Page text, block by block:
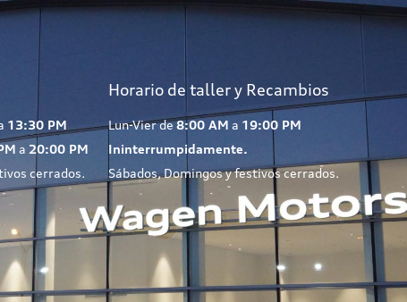
13:30 PM
a 20:00 PM
cerrados.
Horario de taller y Recambios
Lun-Vier de8:00 AM a 19:00 PM
Ininterrumpidamente.
Sábados, Domingos y festivos cerrados.